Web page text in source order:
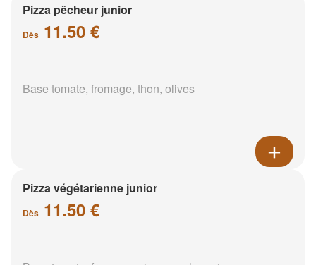
Pizza pêcheur junior
Dès 11.50 €
Base tomate, fromage, thon, olives
Pizza végétarienne junior
Dès 11.50 €